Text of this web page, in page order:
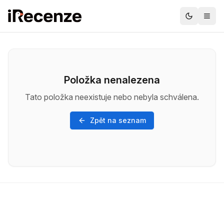
Položka nenalezena
Tato položka neexistuje nebo nebyla schválena.
Zpět na seznam